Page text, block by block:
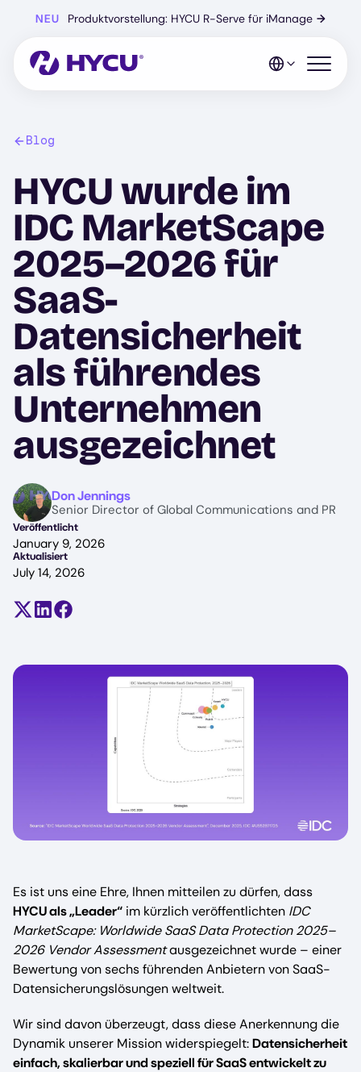
Hauptinhalt
NEU Produktvorstellung: HYCU R-Serve für iManage →
Mobiles
Blog
HYCU wurde im
IDC MarketScape
2025–2026 für
SaaS-
Datensicherheit
als führendes
Unternehmen
ausgezeichnet
ImageDon Jennings
Senior Director of Global Communications and PR
Veröffentlicht
January 9, 2026
Aktualisiert
July 14, 2026
Teilen auf X (früher Twitter)
Auf LinkedIn teilen
Auf Facebook teilen
Es ist uns eine Ehre, Ihnen mitteilen zu dürfen, dass
HYCU als „Leader“ im kürzlich veröffentlichten IDC
MarketScape: Worldwide SaaS Data Protection 2025–
2026 Vendor Assessmentausgezeichnet wurde – einer
Bewertung von sechs führenden Anbietern von SaaS-
Datensicherungslösungen weltweit.
Wir sind davon überzeugt, dass diese Anerkennung die
Dynamik unserer Mission widerspiegelt:Datensicherheit
einfach, skalierbar und speziell für SaaS entwickelt zu